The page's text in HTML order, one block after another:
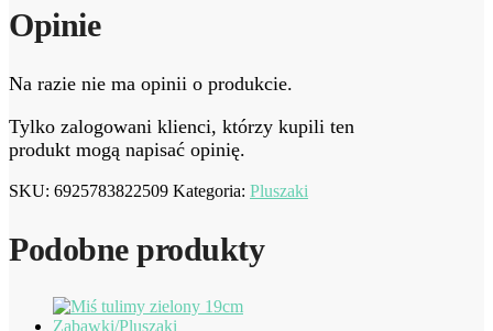
Opinie
Na razie nie ma opinii o produkcie.
Tylko zalogowani klienci, którzy kupili ten
produkt mogą napisać opinię.
SKU: 6925783822509 Kategoria: Pluszaki
Podobne produkty